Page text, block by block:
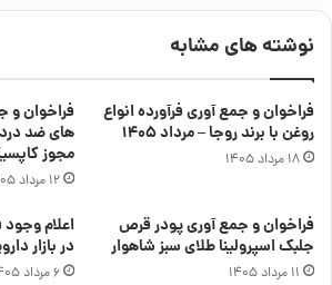
نوشته های مشابه
فراخوان و جمع آوری فرآورده انواع
روغن با برند روجا – مرداد ۱۴۰۵
۱۸ مرداد ۱۴۰۵
فراخوان و
های ضد درد
مجوز
۱۲ مرداد ۱۴۰۵
فراخوان و جمع آوری پودر قرص
جلبک اسپرولینا طلای سبز شاهوار
۱۱ مرداد ۱۴۰۵
در بازار
۶ مرداد ۱۴۰۵